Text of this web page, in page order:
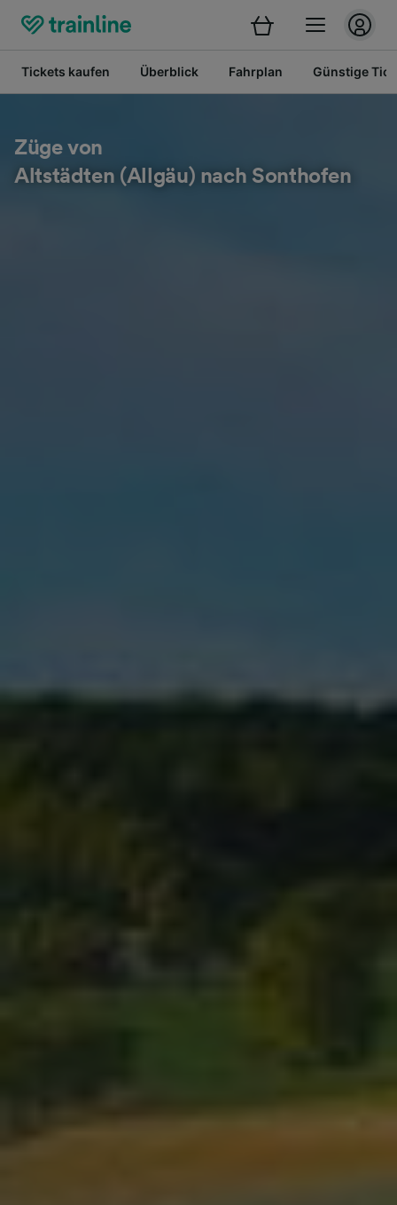
Tickets kaufen Überblick Fahrplan Günstige
Züge von
Altstädten (Allgäu) nach Sonthofen